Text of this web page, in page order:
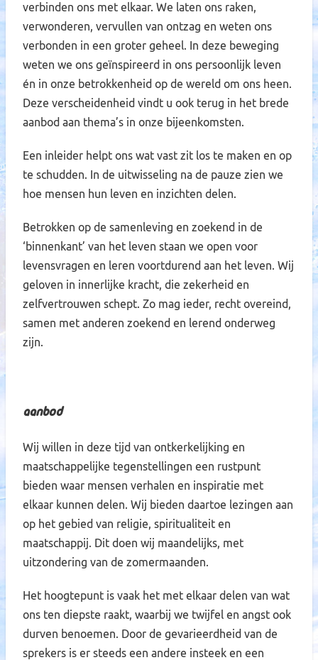
verbinden ons met elkaar. We laten ons raken,
verwonderen, vervullen van ontzag en weten ons
verbonden in een groter geheel. In deze beweging
weten we ons geïnspireerd in ons persoonlijk leven
én in onze betrokkenheid op de wereld om ons heen.
Deze verscheidenheid vindt u ook terug in het brede
aanbod aan thema’s in onze bijeenkomsten.
Een inleider helpt ons wat vast zit los te maken en op
te schudden. In de uitwisseling na de pauze zien we
hoe mensen hun leven en inzichten delen.
Betrokken op de samenleving en zoekend in de
‘binnenkant’ van het leven staan we open voor
levensvragen en leren voortdurend aan het leven. Wij
geloven in innerlijke kracht, die zekerheid en
zelfvertrouwen schept. Zo mag ieder, recht overeind,
samen met anderen zoekend en lerend onderweg
zijn.
Aanbod
Wij willen in deze tijd van ontkerkelijking en
maatschappelijke tegenstellingen een rustpunt
bieden waar mensen verhalen en inspiratie met
elkaar kunnen delen. Wij bieden daartoe lezingen aan
op het gebied van religie, spiritualiteit en
maatschappij. Dit doen wij maandelijks, met
uitzondering van de zomermaanden.
Het hoogtepunt is vaak het met elkaar delen van wat
ons ten diepste raakt, waarbij we twijfel en angst ook
durven benoemen. Door de gevarieerdheid van de
sprekers is er steeds een andere insteek en een